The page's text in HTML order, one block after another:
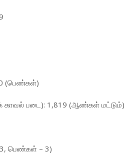
(பெண்கள்)
காவல் படை): 1,819 (ஆண்கள் மட்டும்)
பெண்கள் – 3)